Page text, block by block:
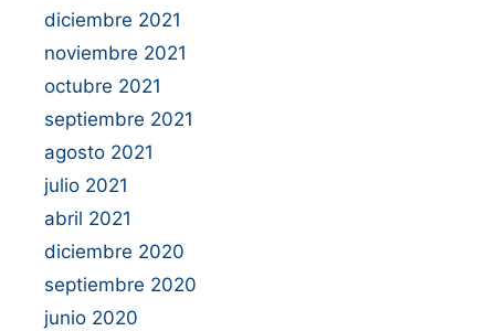
diciembre 2021
noviembre 2021
octubre 2021
septiembre 2021
agosto 2021
julio 2021
abril 2021
diciembre 2020
septiembre 2020
junio 2020